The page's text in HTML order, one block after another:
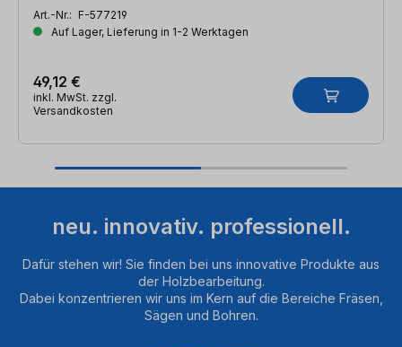
Art.-Nr.: F-577219
Auf Lager, Lieferung in 1-2 Werktagen
49,12 €
inkl. MwSt. zzgl.
Versandkosten
neu. innovativ. professionell.
Dafür stehen wir! Sie finden bei uns innovative Produkte aus
der Holzbearbeitung.
Dabei konzentrieren wir uns im Kern auf die Bereiche Fräsen,
Sägen und Bohren.